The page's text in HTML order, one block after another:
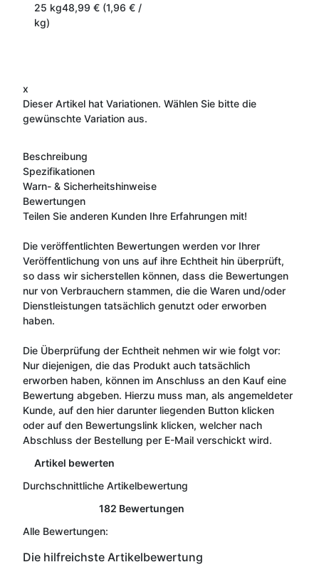
25 kg48,99 € (1,96 € /
kg)
x
Dieser Artikel hat Variationen. Wählen Sie bitte die
gewünschte Variation aus.
Beschreibung
Spezifikationen
Warn- & Sicherheitshinweise
Bewertungen
Durchschnittliche Artikelbewertung
182 Bewertungen
Teilen Sie anderen Kunden Ihre Erfahrungen mit!
Die veröffentlichten Bewertungen werden vor Ihrer
Veröffentlichung von uns auf ihre Echtheit hin überprüft,
so dass wir sicherstellen können, dass die Bewertungen
nur von Verbrauchern stammen, die die Waren und/oder
Dienstleistungen tatsächlich genutzt oder erworben
haben.
Die Überprüfung der Echtheit nehmen wir wie folgt vor:
Nur diejenigen, die das Produkt auch tatsächlich
erworben haben, können im Anschluss an den Kauf eine
Bewertung abgeben. Hierzu muss man, als angemeldeter
Kunde, auf den hier darunter liegenden Button klicken
oder auf den Bewertungslink klicken, welcher nach
Abschluss der Bestellung per E-Mail verschickt wird.
Artikel bewerten
Alle Bewertungen:
Die hilfreichste Artikelbewertung